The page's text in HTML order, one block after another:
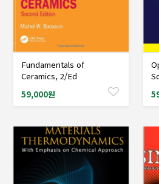
샘플도서신청
Fundamentals of
Ceramics, 2/Ed
59,000원